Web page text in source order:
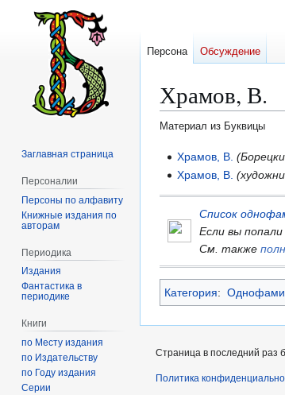
Храмов, В.
Материал из Буквицы
Перейти
Перейти
Храмов, В.
Храмов, В.
Список
Если вы
См. также
Категория:
Персона Обсуждение
Заглавная страница
Персоналии
Персоны по алфавиту
Книжные издания по
авторам
Периодика
Издания
Фантастика в
периодике
Книги
по Месту издания
по Издательству
по Году издания
Серии
Страница в последний раз
Политика